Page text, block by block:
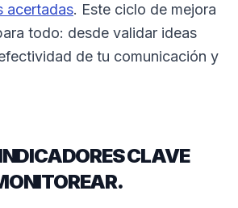
acertadas. Este ciclo de mejora
todo: desde validar ideas
de tu comunicación y
CLAVE